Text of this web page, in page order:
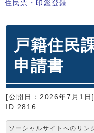
住民票・印鑑登録
戸籍住民
申請書
[公開日：2026年7月1日]
ID:2816
ソーシャルサイトへのリン